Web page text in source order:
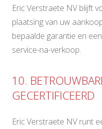
Eric Verstraete NV blijft
plaatsing van uw
bepaalde garantie en
service-na-verkoop.
10.
GECERTIFICEERD
Eric Verstraete NV runt